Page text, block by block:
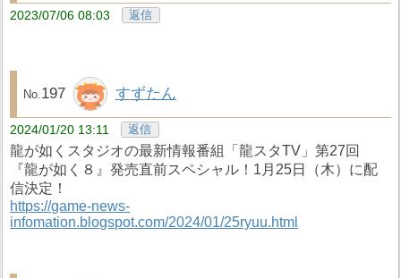
2023/07/06 08:03 返信
197 すずたん
2024/01/20 13:11 返信
龍が如くスタジオの最新情報番組「龍スタTV」第27回
『龍が如く８』発売直前スペシャル！1月25日（木）に配
信決定！
https://game-news-
infomation.blogspot.com/2024/01/25ryuu.html